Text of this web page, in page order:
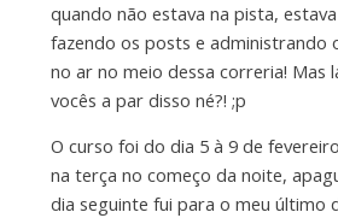
quando não estava na pista,
fazendo os posts e administrando
no ar no meio dessa correria! Mas
vocês a par disso né?! ;p
O curso foi do dia 5 à 9 de
na terça no começo da noite,
dia seguinte fui para o meu último